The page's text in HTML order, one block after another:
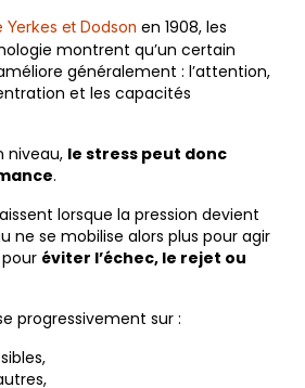
Yerkes et Dodson en 1908, les
montrent qu’un certain
généralement : l’attention,
et les capacités
niveau, le stress peut donc
.
lorsque la pression devient
ne se mobilise alors plus pour agir
éviter l’échec, le rejet ou
progressivement sur :